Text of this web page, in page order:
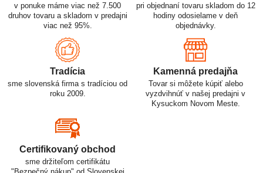
v ponuke máme viac než 7.500
druhov tovaru a skladom v predajni
viac než 95%.
pri objednaní tovaru skladom do 12
hodiny odosielame v deň
objednávky.
Tradícia
sme slovenská firma s tradíciou od
roku 2009.
Kamenná predajňa
Tovar si môžete kúpiť alebo
vyzdvihnúť v našej predajni v
Kysuckom Novom Meste.
Certifikovaný obchod
sme držiteľom certifikátu